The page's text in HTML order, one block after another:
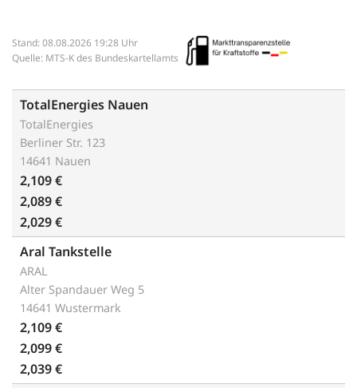
Stand: 08.08.2026 19:28 Uhr
Quelle: MTS-K des Bundeskartellamts
TotalEnergies Nauen
TotalEnergies
Berliner Str. 123
14641 Nauen
2,109 €
2,089 €
2,029 €
Aral Tankstelle
ARAL
Alter Spandauer Weg 5
14641 Wustermark
2,109 €
2,099 €
2,039 €